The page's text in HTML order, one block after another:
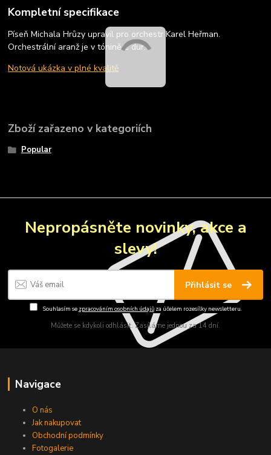
Kompletní specifikace
Píseň Michala Hrůzy upravil pro orchestr Karel Heřman.
Orchestrální aranž je v tónině C dur.
Notová ukázka v plné kvalitě
Zboží zařazeno v kategoriích
Popular
Nepropásněte novinky, akce a
slevy!
Přihlásit se
Souhlasím se zpracováním osobních údajůza účelem rozesílky newsletteru.
Můžete se kdykoli odhlásit. Zasíláme jednou za 14 dní.
Navigace
O nás
Jak nakupovat
Obchodní podmínky
Fotogalerie